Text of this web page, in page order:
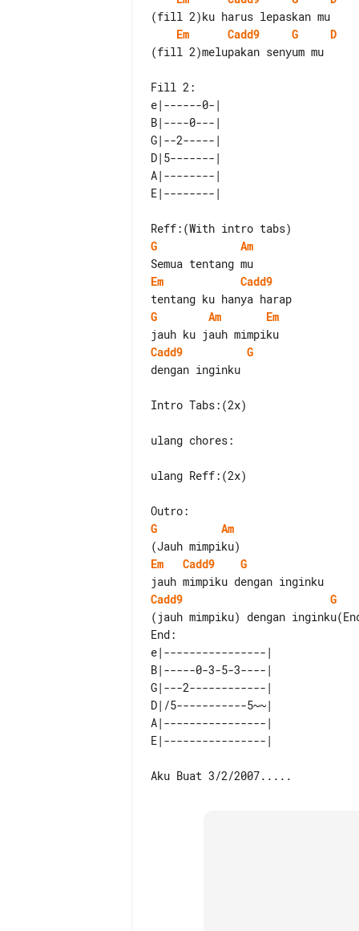
Em
Cadd9 G
D
(fill 2)melupakan senyum mu
e|------0-|
B|----0---|
G|--2-----|
D|5-------|
A|--------|
G
Am
Em
Cadd9
G
Am
Em
Cadd9
G
dengan inginku
Intro Tabs:(2x)
ulang chores:
ulang Reff:(2x)
G
Am
Em
Cadd9
G
Cadd9
G
End:
e|----------------|
B|-----0-3-5-3----|
G|---2------------|
D|/5-----------5~~|
A|----------------|